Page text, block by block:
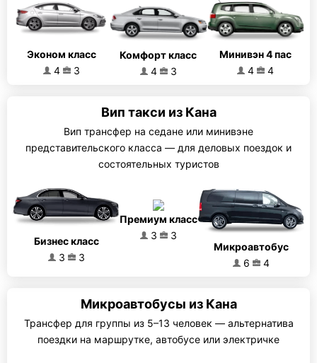
Эконом класс
4
3
Комфорт класс
4
3
Минивэн 4 пас
4
4
Вип такси из Кана
Вип трансфер на седане или минивэне
представительского класса — для деловых поездок и
состоятельных туристов
Бизнес класс
3
3
Премиум класс
3
3
Микроавтобус
6
4
Микроавтобусы из Кана
Трансфер для группы из 5–13 человек — альтернатива
поездки на маршрутке, автобусе или электричке